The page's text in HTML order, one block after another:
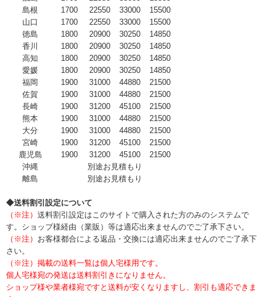
島根
1700 22550 33000
15500
山口
1700 22550 33000
15500
徳島
1800 20900 30250
14850
香川
1800 20900 30250
14850
高知
1800 20900 30250
14850
愛媛
1800 20900 30250
14850
福岡
1900 31000 44880
21500
佐賀
1900 31000 44880
21500
長崎
1900 31200 45100
21500
熊本
1900 31000 44880
21500
大分
1900 31000 44880
21500
宮崎
1900 31200 45100
21500
鹿児島
1900 31200 45100
21500
沖縄
別途お見積もり
離島
別途お見積もり
◆送料割引設定について
（※注） 送料割引設定はこのサイトで購入された方のみのシステムで
す。ショップ様経由（業販）等は適応出来ませんのでご了承下さい。
（※注） お客様都合による返品・交換には適応出来ませんのでご了承下
さい。
（※注）掲載の送料一覧は個人宅様用です。
個人宅様宛の発送は送料割引きになりません。
ショップ様や業者様宛ですと送料が安くなりますし、割引も適応できま